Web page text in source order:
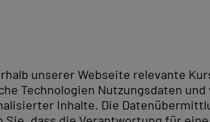
(5 Tage) vertieft Backup,
Grundkurs Q5G behandelt SQL
und Azure-Kurse ergänzen das
inklusive.
unserer Webseite relevante
Technologien Nutzungsdaten
Inhalte. Die